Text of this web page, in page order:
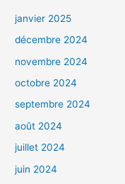
janvier 2025
décembre 2024
novembre 2024
octobre 2024
septembre 2024
août 2024
juillet 2024
juin 2024